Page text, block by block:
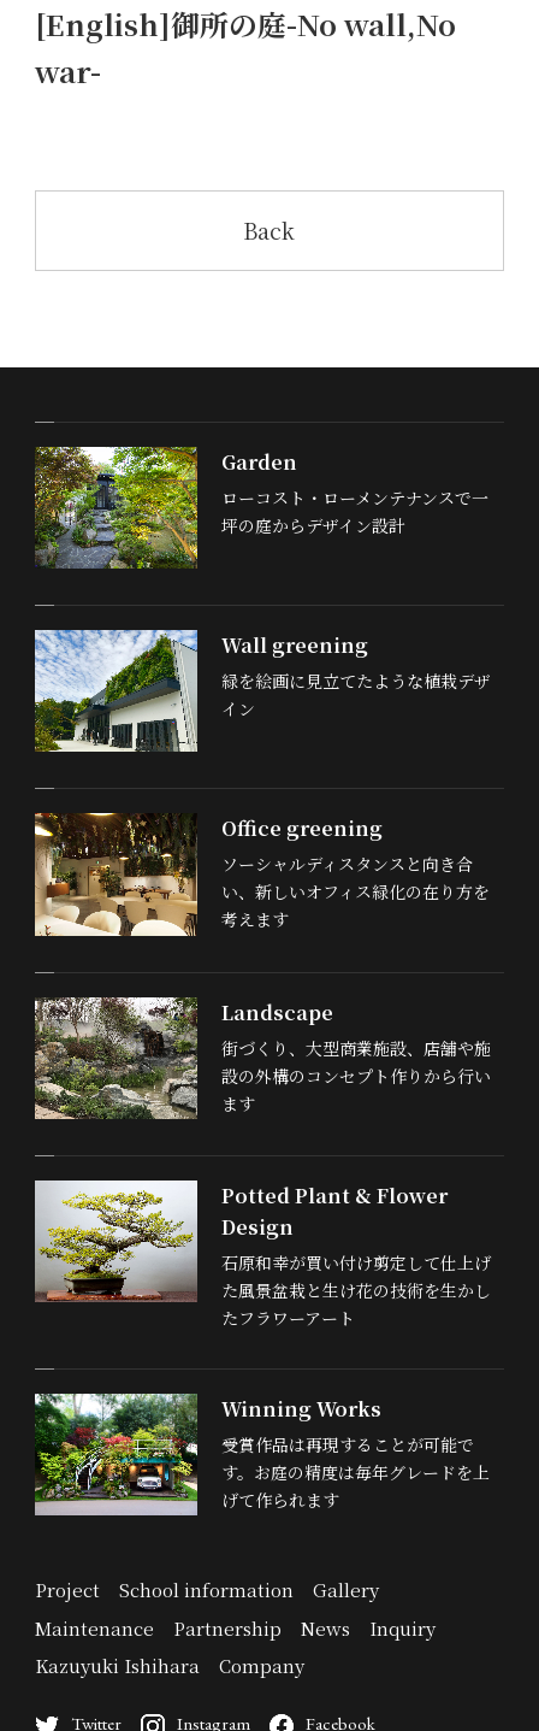
[English]御所の庭-No wall,No
war-
Back
Garden
ローコスト・ローメンテナンスで一
坪の庭からデザイン設計
Wall greening
緑を絵画に見立てたような植栽デザ
イン
Office greening
ソーシャルディスタンスと向き合
い、新しいオフィス緑化の在り方を
考えます
Landscape
街づくり、大型商業施設、店舗や施
設の外構のコンセプト作りから行い
ます
Potted Plant & Flower
Design
石原和幸が買い付け剪定して仕上げ
た風景盆栽と生け花の技術を生かし
たフラワーアート
Winning Works
受賞作品は再現することが可能で
す。お庭の精度は毎年グレードを上
げて作られます
Project School information
Gallery
Maintenance
Partnership News
Inquiry
Kazuyuki Ishihara
Company
Twitter Instagram Facebook